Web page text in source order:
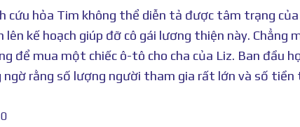
cứu hỏa Tim không thể diễn tả được tâm trạng
kế hoạch giúp đỡ cô gái lương thiện này. Chẳng
để mua một chiếc ô-tô cho cha của Liz. Ban đầu
rằng số lượng người tham gia rất lớn và số tiền